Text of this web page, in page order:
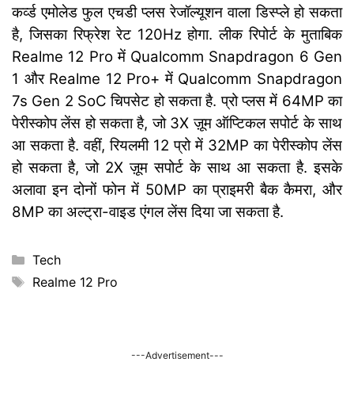
कर्व्ड एमोलेड फुल एचडी प्लस रेजॉल्यूशन वाला डिस्प्ले हो सकता
है, जिसका रिफ्रेश रेट 120Hz होगा. लीक रिपोर्ट के मुताबिक
Realme 12 Pro में Qualcomm Snapdragon 6 Gen
1 और Realme 12 Pro+ में Qualcomm Snapdragon
7s Gen 2 SoC चिपसेट हो सकता है. प्रो प्लस में 64MP का
पेरीस्कोप लेंस हो सकता है, जो 3X ज़ूम ऑप्टिकल सपोर्ट के साथ
आ सकता है. वहीं, रियलमी 12 प्रो में 32MP का पेरीस्कोप लेंस
हो सकता है, जो 2X ज़ूम सपोर्ट के साथ आ सकता है. इसके
अलावा इन दोनों फोन में 50MP का प्राइमरी बैक कैमरा, और
8MP का अल्ट्रा-वाइड एंगल लेंस दिया जा सकता है.
Categories
Tech
Tags
Realme 12 Pro
---Advertisement---